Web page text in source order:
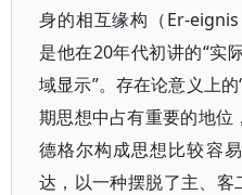
身的相互缘构（Er-
是他在20年代初讲的“实
域显示”。存在论意义上
期思想中占有重要的地位
德格尔构成思想比较容
达，以一种摆脱了主、